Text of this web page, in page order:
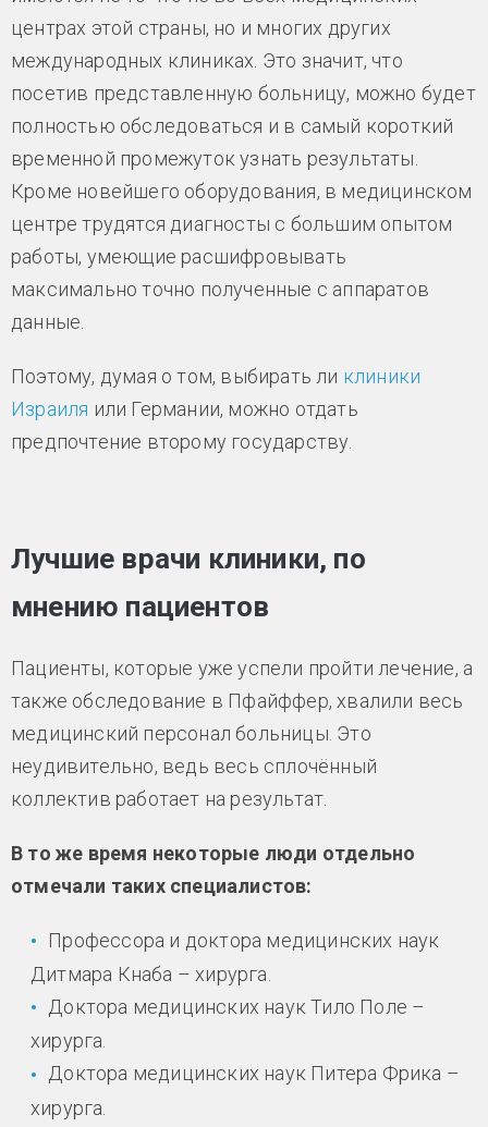
центрах этой страны, но и многих других
международных клиниках. Это значит, что
посетив представленную больницу, можно будет
полностью обследоваться и в самый короткий
временной промежуток узнать результаты.
Кроме новейшего оборудования, в медицинском
центре трудятся диагносты с большим опытом
работы, умеющие расшифровывать
максимально точно полученные с аппаратов
данные.
Поэтому, думая о том, выбирать ли клиники
Израиля или Германии, можно отдать
предпочтение второму государству.
Лучшие врачи клиники, по
мнению пациентов
Пациенты, которые уже успели пройти лечение, а
также обследование в Пфайффер, хвалили весь
медицинский персонал больницы. Это
неудивительно, ведь весь сплочённый
коллектив работает на результат.
В то же время некоторые люди отдельно
отмечали таких специалистов:
Профессора и доктора медицинских наук
Дитмара Кнаба – хирурга.
Доктора медицинских наук Тило Поле –
хирурга.
Доктора медицинских наук Питера Фрика –
хирурга.